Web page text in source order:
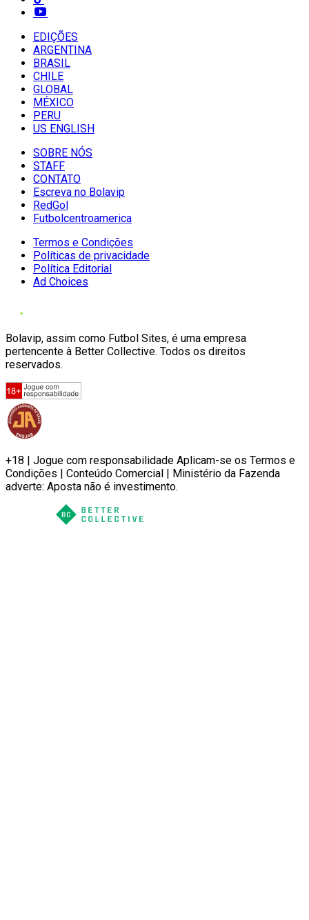
EDIÇÕES
ARGENTINA
BRASIL
CHILE
GLOBAL
MÉXICO
PERU
US ENGLISH
SOBRE NÓS
STAFF
CONTATO
Escreva no Bolavip
RedGol
Futbolcentroamerica
Termos e Condições
Políticas de privacidade
Política Editorial
Ad Choices
Bolavip, assim como Futbol Sites, é uma empresa
pertencente à Better Collective. Todos os direitos
reservados.
+18 | Jogue com responsabilidade Aplicam-se os Termos e
Condições | Conteúdo Comercial | Ministério da Fazenda
adverte: Aposta não é investimento.